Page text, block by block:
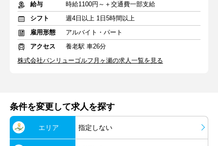
給与
時給1100円～＋交通費一部支給
シフト
週4日以上 1日5時間以上
雇用形態
アルバイト・パート
アクセス
養老駅 車26分
株式会社バンリューゴルフ月ヶ瀬の求人一覧を見る
条件を変更して求人を探す
エリア 指定しない